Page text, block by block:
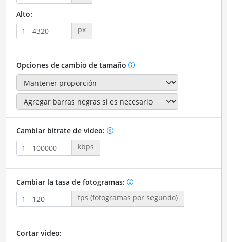
Alto:
px
Opciones de cambio de tamaño
Cambiar bitrate de video:
kbps
Cambiar la tasa de fotogramas:
fps (fotogramas por segundo)
Cortar video: